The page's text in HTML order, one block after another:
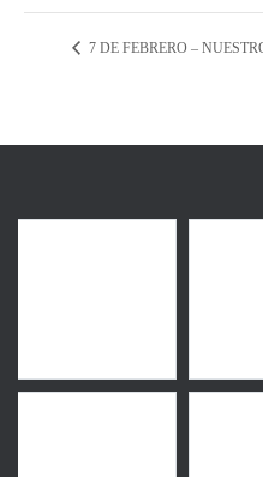
7 DE FEBRERO –